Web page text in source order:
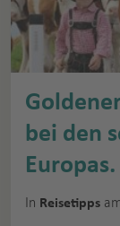
bei den
Europas.
In Reisetipps